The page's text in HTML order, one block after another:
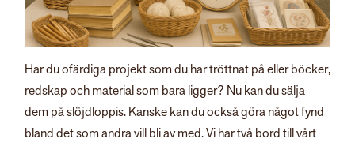
Har du ofärdiga projekt som du har tröttnat på eller böcker,
redskap och material som bara ligger? Nu kan du sälja
dem på slöjdloppis. Kanske kan du också göra något fynd
bland det som andra vill bli av med. Vi har två bord till vårt